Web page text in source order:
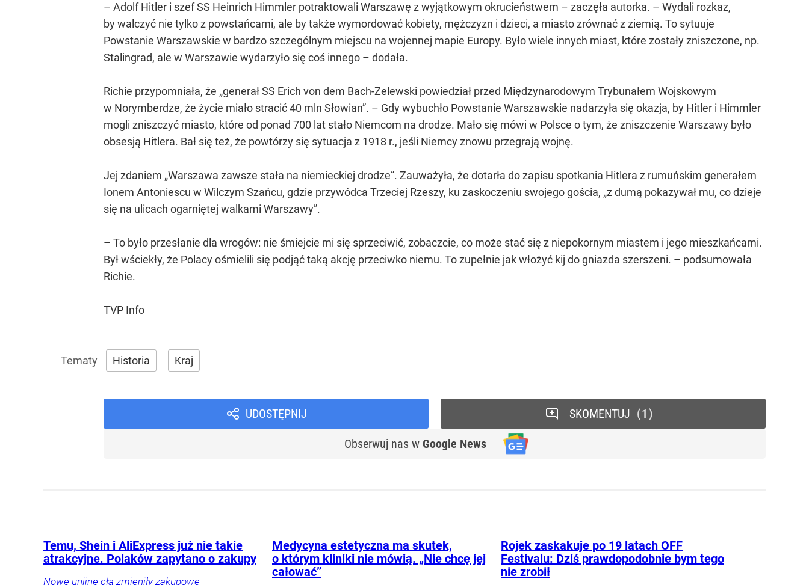
– Adolf Hitler i szef SS Heinrich Himmler potraktowali Warszawę z wyjątkowym okrucieństwem – zaczęła autorka. – Wydali rozkaz,
by walczyć nie tylko z powstańcami, ale by także wymordować kobiety, mężczyzn i dzieci, a miasto zrównać z ziemią. To sytuuje
Powstanie Warszawskie w bardzo szczególnym miejscu na wojennej mapie Europy. Było wiele innych miast, które zostały zniszczone, np.
Stalingrad, ale w Warszawie wydarzyło się coś innego – dodała.
Richie przypomniała, że „generał SS Erich von dem Bach-Zelewski powiedział przed Międzynarodowym Trybunałem Wojskowym
w Norymberdze, że życie miało stracić 40 mln Słowian”. – Gdy wybuchło Powstanie Warszawskie nadarzyła się okazja, by Hitler i Himmler
mogli zniszczyć miasto, które od ponad 700 lat stało Niemcom na drodze. Mało się mówi w Polsce o tym, że zniszczenie Warszawy było
obsesją Hitlera. Bał się też, że powtórzy się sytuacja z 1918 r., jeśli Niemcy znowu przegrają wojnę.
Jej zdaniem „Warszawa zawsze stała na niemieckiej drodze”. Zauważyła, że dotarła do zapisu spotkania Hitlera z rumuńskim generałem
Ionem Antoniescu w Wilczym Szańcu, gdzie przywódca Trzeciej Rzeszy, ku zaskoczeniu swojego gościa, „z dumą pokazywał mu, co dzieje
się na ulicach ogarniętej walkami Warszawy”.
– To było przesłanie dla wrogów: nie śmiejcie mi się sprzeciwić, zobaczcie, co może stać się z niepokornym miastem i jego mieszkańcami.
Był wściekły, że Polacy ośmielili się podjąć taką akcję przeciwko niemu. To zupełnie jak włożyć kij do gniazda szerszeni. – podsumowała
Richie.
TVP Info
Historia Kraj
UDOSTĘPNIJ
Obserwuj nas w Google News
SKOMENTUJ 1
Temu, Shein i AliExpress już nie takie
atrakcyjne. Polaków zapytano o zakupy
Nowe unijne cła zmieniły zakupowe
Medycyna estetyczna ma skutek,
o którym kliniki nie mówią. „Nie chcę jej
całować”
Rojek zaskakuje po 19 latach OFF
Festivalu: Dziś prawdopodobnie bym tego
nie zrobił